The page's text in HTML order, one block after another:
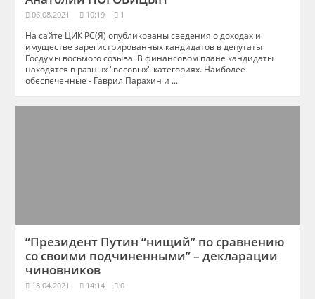
06.08.2021 10:19 1
На сайте ЦИК РС(Я) опубликованы сведения о доходах и
имуществе зарегистрированных кандидатов в депутаты
Госдумы восьмого созыва. В финансовом плане кандидаты
находятся в разных "весовых" категориях. Наиболее
обеспеченные - Гаврил Парахин и ...
“Президент Путин “нищий” по сравнению
со своими подчиненными” – декларации
чиновников
18.04.2021 14:14 0